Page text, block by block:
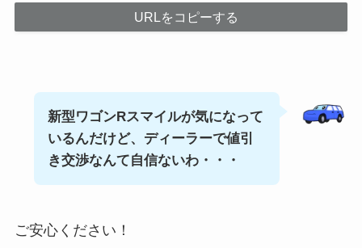
URLをコピーする
新型ワゴンRスマイルが気になって
いるんだけど、ディーラーで値引
き交渉なんて自信ないわ・・・
ご安心ください！